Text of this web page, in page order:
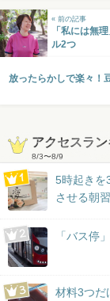
« 前の記事
「私には無
ル2つ
放ったらかしで楽々！
アクセスラ
8/3〜8/9
5時起きを
させる朝
「バス停
材料3つだ